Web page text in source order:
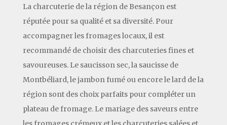
La charcuterie de la région de Besançon est
réputée pour sa qualité et sa diversité. Pour
accompagner les fromages locaux, il est
recommandé de choisir des charcuteries fines et
savoureuses. Le saucisson sec, la saucisse de
Montbéliard, le jambon fumé ou encore le lard de la
région sont des choix parfaits pour compléter un
plateau de fromage. Le mariage des saveurs entre